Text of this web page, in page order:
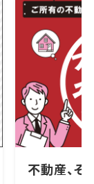
不動産、そ